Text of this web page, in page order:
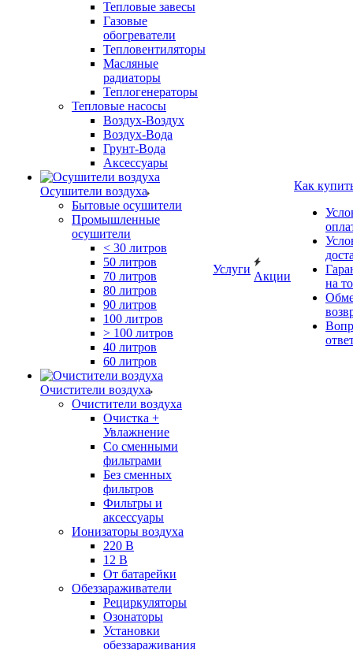
Тепловые завесы
Газовые
обогреватели
Тепловентиляторы
Масляные
радиаторы
Теплогенераторы
Тепловые насосы
Воздух-Воздух
Воздух-Вода
Грунт-Вода
Аксессуары
Осушители воздуха
Бытовые осушители
Промышленные
осушители
< 30 литров
50 литров
70 литров
80 литров
90 литров
100 литров
> 100 литров
40 литров
60 литров
Очистители воздуха
Очистители воздуха
Очистка +
Увлажнение
Cо сменными
фильтрами
Без сменных
фильтров
Фильтры и
аксессуары
Ионизаторы воздуха
220 В
12 В
От батарейки
Обеззараживатели
Рециркуляторы
Озонаторы
Установки
обеззараживания
Услуги
Акции
Как
на